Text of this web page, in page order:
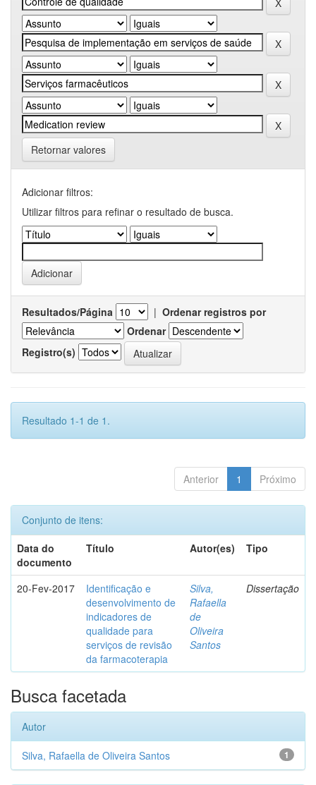
Retornar valores
Adicionar filtros:
Utilizar filtros para refinar o resultado de busca.
Resultados/Página | Ordenar registros por
Ordenar
Registro(s)
Resultado 1-1 de 1.
Anterior 1 Próximo
Conjunto de itens:
Data do
documento
Título Autor(es) Tipo
20-Fev-2017
Identificação e
desenvolvimento de
indicadores de
qualidade para
serviços de revisão
da farmacoterapia
Silva,
Rafaella
de
Oliveira
Santos
Dissertação
Busca facetada
Autor
1
Silva, Rafaella de Oliveira Santos